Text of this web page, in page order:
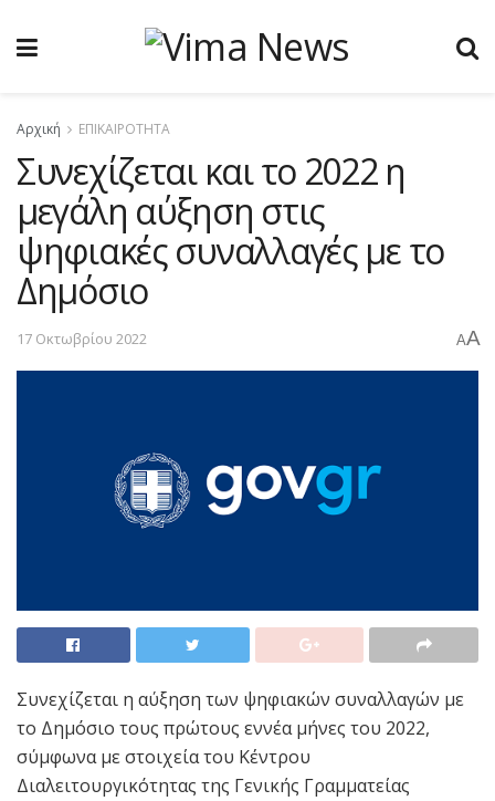
Αρχική ΕΠΙΚΑΙΡΟΤΗΤΑ
Συνεχίζεται και το 2022 η
μεγάλη αύξηση στις
ψηφιακές συναλλαγές με το
Δημόσιο
17 Οκτωβρίου 2022 AA
Συνεχίζεται η αύξηση των ψηφιακών συναλλαγών με
το Δημόσιο τους πρώτους εννέα μήνες του 2022,
σύμφωνα με στοιχεία του Κέντρου
Διαλειτουργικότητας της Γενικής Γραμματείας